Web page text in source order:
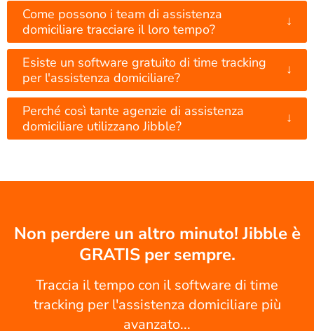
Come possono i team di assistenza
domiciliare tracciare il loro tempo?
↓
Esiste un software gratuito di time tracking
per l'assistenza domiciliare?
↓
Perché così tante agenzie di assistenza
domiciliare utilizzano Jibble?
↓
Non perdere un altro minuto! Jibble è
GRATIS per sempre.
Traccia il tempo con il software di time
tracking per l'assistenza domiciliare più
avanzato...